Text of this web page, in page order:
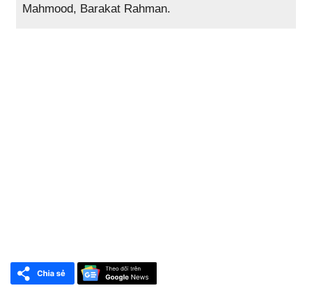
Mahmood, Barakat Rahman.